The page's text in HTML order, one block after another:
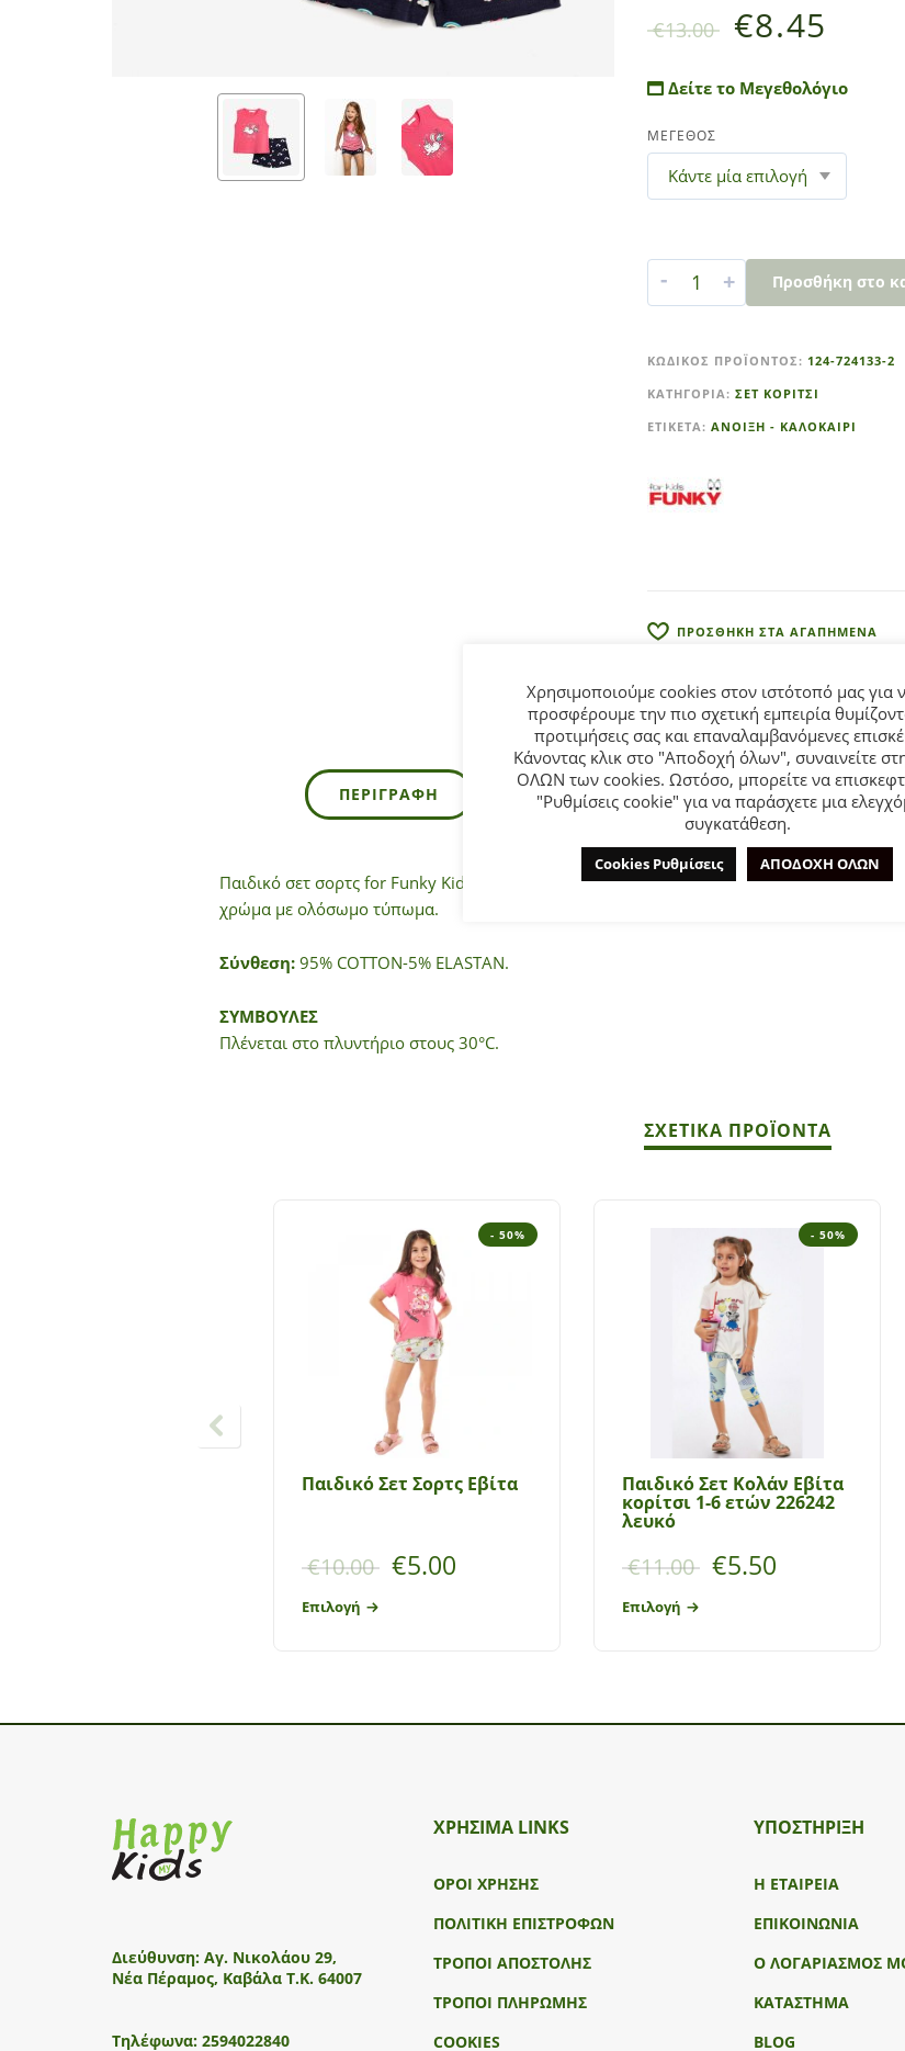
€13.00 €8.45
Δείτε το Μεγεθολόγιο
ΜΕΓΕΘΟΣ
- + Προσθήκη στο
t
e
r
t
ΚΩΔΙΚΌΣ ΠΡΟΪΌΝΤΟΣ: 124-724133-2
ΚΑΤΗΓΟΡΊΑ: ΣΕΤ ΚΟΡΙΤΣΙ
ΕΤΙΚΈΤΑ: ΑΝΟΙΞΗ - ΚΑΛΟΚΑΙΡΙ
ΠΡΟΣΘΗΚΗ ΣΤΑ ΑΓΑΠΗΜΕΝΑ
ΠΕΡΙΓΡΑΦΉ ΕΠΙΠΛΈΟΝ ΠΛΗΡΟΦΟΡΊΕΣ ΕΤΑΙΡΊΑ
Παιδικό σετ σορτς for Funky Kids για κορίτσι από 2 έως 6 ετών. Αμάνικη μπλούζα σε
χρώμα με ολόσωμο τύπωμα.
Σύνθεση:95% COTTON-5% ELASTAN.
ΣΥΜΒΟΥΛΕΣ
Πλένεται στο πλυντήριο στους 30°C.
ΣΧΕΤΙΚΆ ΠΡΟΪΌΝΤΑ
- 50%
Παιδικό Σετ Σορτς Εβίτα
€10.00 €5.00
Επιλογή
- 50%
Παιδικό Σετ Κολάν Εβίτα
κορίτσι 1-6 ετών 226242
λευκό
€11.00 €5.50
Επιλογή
Διεύθυνση: Αγ. Νικολάου 29,
Νέα Πέραμος, Καβάλα Τ.Κ. 64007
Τηλέφωνα: 2594022840
ΧΡΗΣΙΜΑ LINKS
ΟΡΟΙ ΧΡΗΣΗΣ
ΠΟΛΙΤΙΚΗ ΕΠΙΣΤΡΟΦΩΝ
ΤΡΟΠΟΙ ΑΠΟΣΤΟΛΗΣ
ΤΡΟΠΟΙ ΠΛΗΡΩΜΗΣ
COOKIES
ΥΠΟΣΤΉΡΙΞΗ
Η ΕΤΑΙΡΕΙΑ
ΕΠΙΚΟΙΝΩΝΙΑ
Ο ΛΟΓΑΡΙΑΣΜΟΣ
ΚΑΤΑΣΤΗΜΑ
BLOG
Χρησιμοποιούμε cookies στον ιστότοπό μας για
προσφέρουμε την πιο σχετική εμπειρία
προτιμήσεις σας και επαναλαμβανόμενες
Κάνοντας κλικ στο "Αποδοχή όλων", συναινείτε
ΟΛΩΝ των cookies. Ωστόσο, μπορείτε να
"Ρυθμίσεις cookie" για να παράσχετε μια
συγκατάθεση.
Cookies Ρυθμίσεις ΑΠΟΔΟΧΗ ΟΛΩΝ